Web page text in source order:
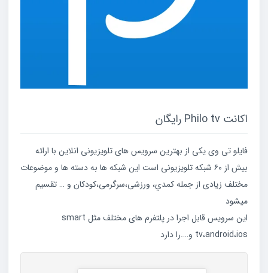
اکانت Philo tv رایگان
فایلو تی وی یکی از بهترین سرویس های تلویزیونی انلاین با ارائه
بیش از ۶۰ شبکه تلویزیونی است این شبکه ها به دسته ها و موضوعات
مختلف زیادی از جمله کمدي، ورزشی،سرگرمی،کودکان و … تقسیم
میشود
این سرویس قابل اجرا در پلتفرم های مختلف مثل smart
tv،android،ios و….را دارد